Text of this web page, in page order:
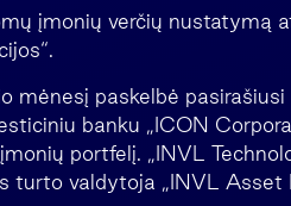
įmonių verčių nustatymą
mėnesį paskelbė
banku „ICON
portfelį. „INVL
turto valdytoja „INVL Asset